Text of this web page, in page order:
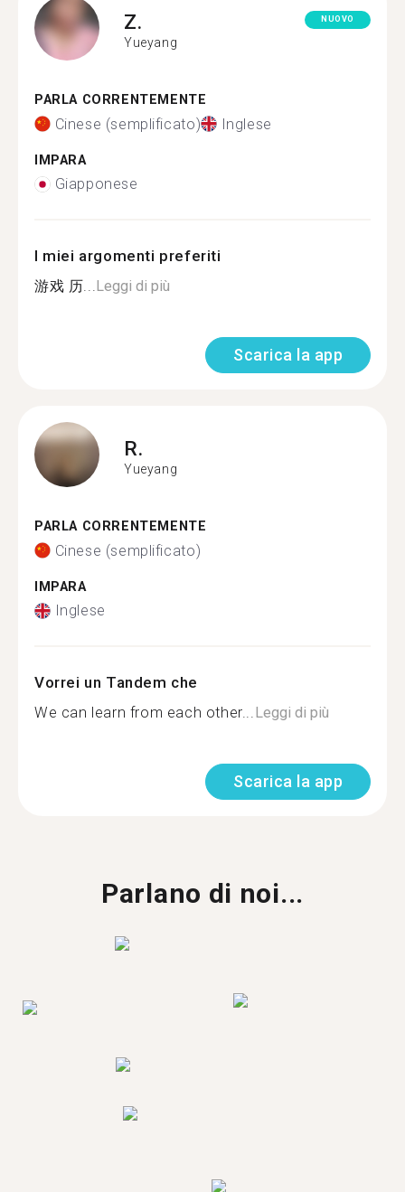
Z.
Yueyang
NUOVO
PARLA CORRENTEMENTE
Cinese (semplificato) Inglese
IMPARA
Giapponese
I miei argomenti preferiti
游戏 历...Leggi di più
Scarica la app
R.
Yueyang
PARLA CORRENTEMENTE
Cinese (semplificato)
IMPARA
Inglese
Vorrei un Tandem che
We can learn from each other...Leggi di più
Scarica la app
Parlano di noi...